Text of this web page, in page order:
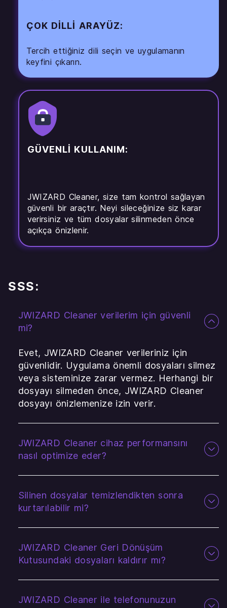
ÇOK DILLI ARAYÜZ:
Tercih ettiğiniz dili seçin ve uygulamanın
keyfini çıkarın.
GÜVENLI KULLANIM:
JWIZARD Cleaner, size tam kontrol sağlayan
güvenli bir araçtır. Neyi sileceğinize siz karar
verirsiniz ve tüm dosyalar silinmeden önce
açıkça önizlenir.
SSS:
JWIZARD Cleaner verilerim için güvenli
mi?
Evet, JWIZARD Cleaner verileriniz için
güvenlidir. Uygulama önemli dosyaları silmez
veya sisteminize zarar vermez. Herhangi bir
dosyayı silmeden önce, JWIZARD Cleaner
dosyayı önizlemenize izin verir.
JWIZARD Cleaner cihaz performansını
nasıl optimize eder?
Silinen dosyalar temizlendikten sonra
kurtarılabilir mi?
JWIZARD Cleaner Geri Dönüşüm
Kutusundaki dosyaları kaldırır mı?
JWIZARD Cleaner ile telefonunuzun